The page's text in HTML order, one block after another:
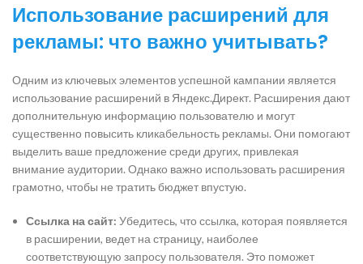
Использование расширений для
рекламы: что важно учитывать?
Одним из ключевых элементов успешной кампании является
использование расширений в Яндекс.Директ. Расширения дают
дополнительную информацию пользователю и могут
существенно повысить кликабельность рекламы. Они помогают
выделить ваше предложение среди других, привлекая
внимание аудитории. Однако важно использовать расширения
грамотно, чтобы не тратить бюджет впустую.
Ссылка на сайт: Убедитесь, что ссылка, которая появляется
в расширении, ведет на страницу, наиболее
соответствующую запросу пользователя. Это поможет